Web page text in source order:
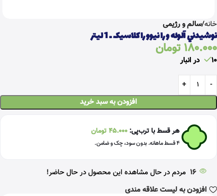
خانه سالم و رژیمی
نوشيدني آلوئه ورا نيوورا کلاسیک ـ 1 ليتر
180.000تومان
10 در انبار
افزودن به سبد خرید
هر قسط با ترب‌پی: 45.000 تومان
۴ قسط ماهانه. بدون سود، چک و ضامن.
16 مردم در حال مشاهده این محصول در حال حاضر!
افزودن به لیست علاقه مندی